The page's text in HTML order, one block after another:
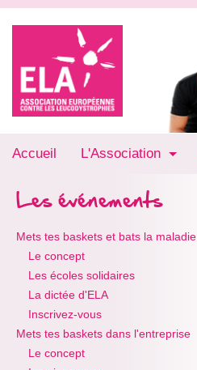
Accueil L'Association
Les événements
Mets tes baskets et bats la maladie
Le concept
Les écoles solidaires
La dictée d'ELA
Inscrivez-vous
Mets tes baskets dans l'entreprise
Le concept